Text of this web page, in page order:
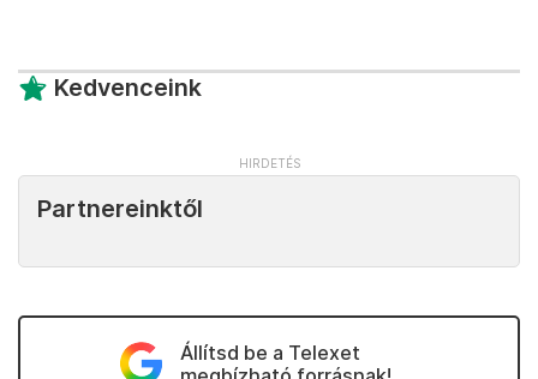
Kedvenceink
Partnereinktől
Állítsd be a Telexet